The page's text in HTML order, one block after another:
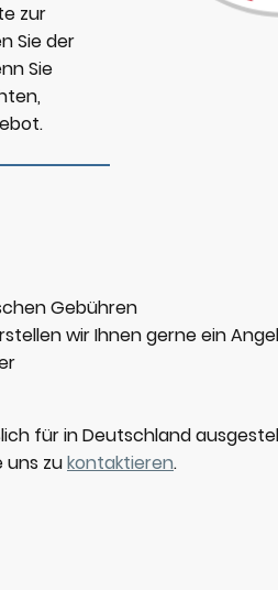
zur
Sie der
Sie
Gebühren
wir Ihnen gerne ein
für in Deutschland
uns zukontaktieren.